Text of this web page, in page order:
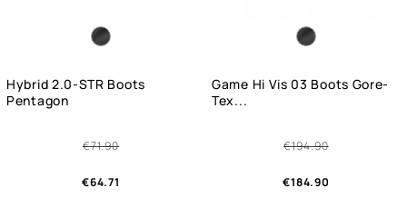
Hybrid 2.0-STR Boots
Pentagon
€64.71
€71.90
Game Hi Vis 03 Boots Gore-
Tex...
€184.90
€194.90